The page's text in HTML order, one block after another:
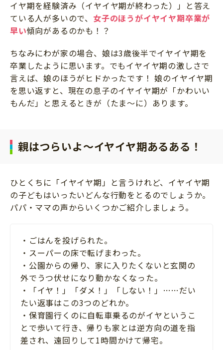
イヤ期を経験済み（イヤイヤ期が終わった）」と答え
ている人が多いので、 女子のほうがイヤイヤ期卒業が
早い傾向があるのかも！？
ちなみにわが家の場合、娘は3歳後半でイヤイヤ期を
卒業したように思います。でもイヤイヤ期の激しさで
言えば、娘のほうがヒドかったです！ 娘のイヤイヤ期
を思い返すと、現在の息子のイヤイヤ期が「かわいい
もんだ」と思えるときが（たま～に）あります。
親はつらいよ～イヤイヤ期あるある！
ひとくちに「イヤイヤ期」と言うけれど、イヤイヤ期
の子どもはいったいどんな行動をとるのでしょうか。
パパ・ママの声からいくつかご紹介しましょう。
・ごはんを投げられた。
・スーパーの床で転げまわった。
・公園からの帰り、家に入りたくないと玄関の
外でうつ伏せになり動かなくなった。
・「イヤ！」「ダメ！」「しない！」……だい
たい返事はこの3つのどれか。
・保育園行くのに自転車乗るのがイヤというこ
とで歩いて行き、帰りも家とは逆方向の道を指
差され、遠回りして1時間かけて帰宅。